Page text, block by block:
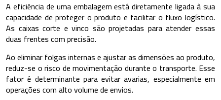
A eficiência de uma embalagem está diretamente ligada à sua
capacidade de proteger o produto e facilitar o fluxo logístico.
As caixas corte e vinco são projetadas para atender essas
duas frentes com precisão.
Ao eliminar folgas internas e ajustar as dimensões ao produto,
reduz-se o risco de movimentação durante o transporte. Esse
fator é determinante para evitar avarias, especialmente em
operações com alto volume de envios.